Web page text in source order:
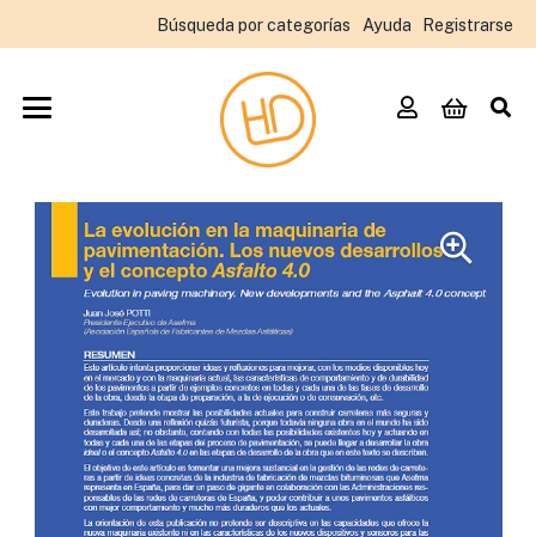
Búsqueda por categorías Ayuda Registrarse